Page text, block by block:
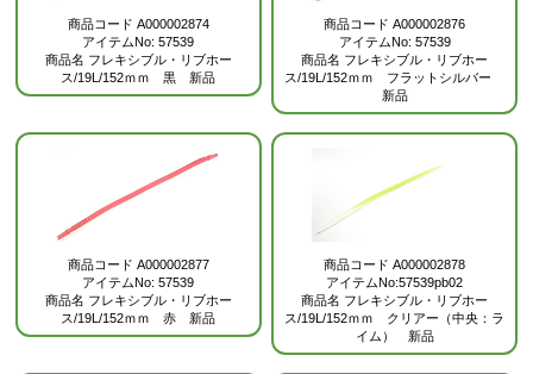
商品コード A000002874
アイテムNo: 57539
商品名 フレキシブル・リブホー
ス/19L/152ｍｍ 黒 新品
商品コード A000002876
アイテムNo: 57539
商品名 フレキシブル・リブホー
ス/19L/152ｍｍ フラットシルバー
新品
商品コード A000002877
アイテムNo: 57539
商品名 フレキシブル・リブホー
ス/19L/152ｍｍ 赤 新品
商品コード A000002878
アイテムNo:57539pb02
商品名 フレキシブル・リブホー
ス/19L/152ｍｍ クリアー（中央：ラ
イム） 新品